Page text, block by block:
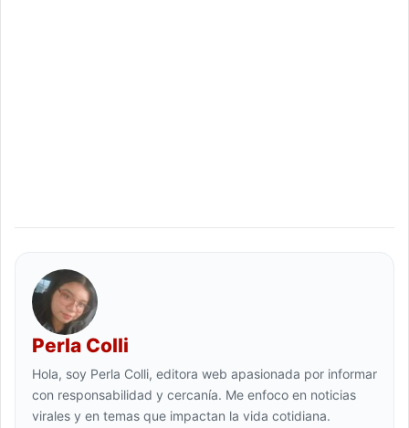
Perla Colli
Hola, soy Perla Colli, editora web apasionada por informar
con responsabilidad y cercanía. Me enfoco en noticias
virales y en temas que impactan la vida cotidiana.